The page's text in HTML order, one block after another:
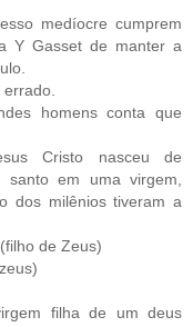
medíocre cumprem
Y Gasset de manter a
errado.
homens conta que
Cristo nasceu de
santo em uma virgem,
dos milênios tiveram a
de Zeus)
filha de um deus